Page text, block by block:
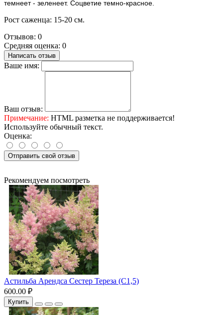
темнеет - зеленеет. Соцветие темно-красное.
Рост саженца: 15-20 см.
Отзывов: 0
Средняя оценка: 0
Написать отзыв
Ваше имя:
Ваш отзыв:
Примечание: HTML разметка не поддерживается!
Используйте обычный текст.
Оценка:
Отправить свой отзыв
Рекомендуем посмотреть
Астильба Арендса Сестер Тереза (С1,5)
600.00 ₽
Купить